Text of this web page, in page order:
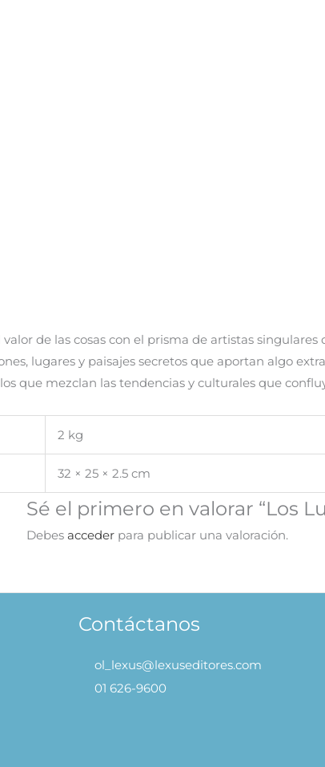
de las cosas con el prisma de artistas singulares
lugares y paisajes secretos que aportan algo
que mezclan las tendencias y culturales que
2 kg
32 × 25 × 2.5 cm
Sé el primero en valorar “Los
Debes acceder para publicar una valoración.
Contáctanos
ol_lexus@lexuseditores.com
01 626-9600